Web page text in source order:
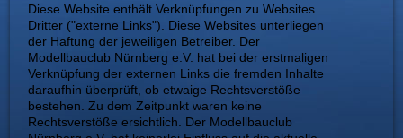
Diese Website enthält Verknüpfungen zu Websites
Dritter ("externe Links"). Diese Websites unterliegen
der Haftung der jeweiligen Betreiber. Der
Modellbauclub Nürnberg e.V. hat bei der erstmaligen
Verknüpfung der externen Links die fremden Inhalte
daraufhin überprüft, ob etwaige Rechtsverstöße
bestehen. Zu dem Zeitpunkt waren keine
Rechtsverstöße ersichtlich. Der Modellbauclub